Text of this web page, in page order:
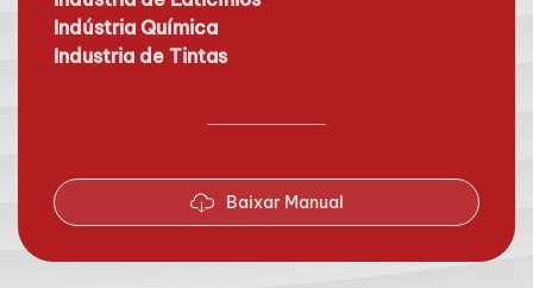
Indústria Química
Industria de Tintas
Baixar Manual